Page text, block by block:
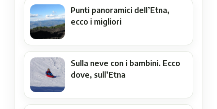
Punti panoramici dell’Etna,
ecco i migliori
Sulla neve con i bambini. Ecco
dove, sull’Etna